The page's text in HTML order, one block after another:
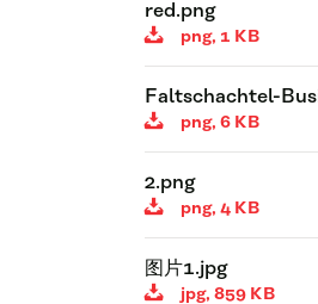
red.png
png, 1 KB
Faltschachtel-
png, 6 KB
2.png
png, 4 KB
图片1.jpg
jpg, 859 KB